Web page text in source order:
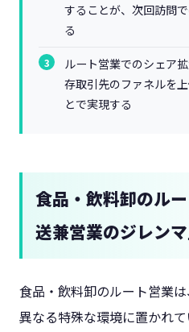
することが、次回訪問
る
ルート営業でのシェア
存取引先のファネルを
とで実現する
食品・飲料卸のル
送兼営業のジレンマ
食品・飲料卸のルート営業
異なる特殊な環境に置かれ